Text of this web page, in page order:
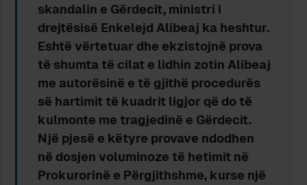
skandalin e Gërdecit, ministri i
drejtësisë Enkelejd Alibeaj ka heshtur.
Eshtë vërtetuar dhe ekzistojnë prova
të shumta të cilat e lidhin zotin Alibeaj
me autorësinë e të gjithë procedurës
së hartimit të kuadrit ligjor që do të
kulmonte me tragjedinë e Gërdecit.
Një pjesë e këtyre provave ndodhen
në dosjen voluminoze të hetimit në
Prokurorinë e Përgjithshme, kurse një